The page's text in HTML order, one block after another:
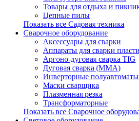
Товары для отдыха и
Цепные пилы
Показать все Садовая техника
Сварочное оборудование
Аксессуары для сварки
Аппараты для сварки
Аргоно-дуговая сварка TIG
Дуговая сварка (ММА)
Инверторные
Маски сварщика
Плазменная резка
Трансформаторные
Показать все Сварочное